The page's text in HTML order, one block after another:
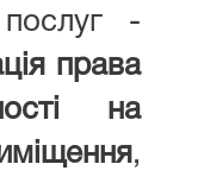
послуг -
права
на
,